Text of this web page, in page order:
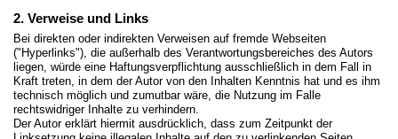
2. Verweise und Links
Bei direkten oder indirekten Verweisen auf fremde Webseiten
("Hyperlinks"), die außerhalb des Verantwortungsbereiches des Autors
liegen, würde eine Haftungsverpflichtung ausschließlich in dem Fall in
Kraft treten, in dem der Autor von den Inhalten Kenntnis hat und es ihm
technisch möglich und zumutbar wäre, die Nutzung im Falle
rechtswidriger Inhalte zu verhindern.
Der Autor erklärt hiermit ausdrücklich, dass zum Zeitpunkt der